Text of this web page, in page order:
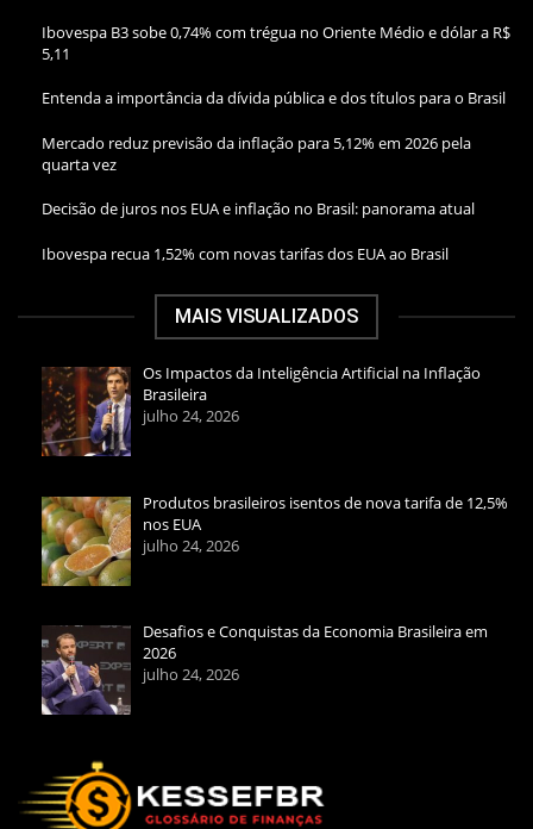
Ibovespa B3 sobe 0,74% com trégua no Oriente Médio e dólar a R$
5,11
Entenda a importância da dívida pública e dos títulos para o Brasil
Mercado reduz previsão da inflação para 5,12% em 2026 pela
quarta vez
Decisão de juros nos EUA e inflação no Brasil: panorama atual
Ibovespa recua 1,52% com novas tarifas dos EUA ao Brasil
MAIS VISUALIZADOS
Os Impactos da Inteligência Artificial na Inflação
Brasileira
julho 24, 2026
Produtos brasileiros isentos de nova tarifa de 12,5%
nos EUA
julho 24, 2026
Desafios e Conquistas da Economia Brasileira em
2026
julho 24, 2026